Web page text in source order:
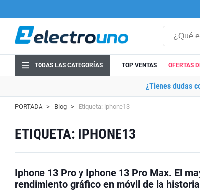
TODAS LAS CATEGORÍAS TOP VENTAS OFERTAS
¿Tienes dudas
PORTADA Blog Etiqueta: iphone13
ETIQUETA: IPHONE13
Iphone 13 Pro y Iphone 13 Pro Max. El
rendimiento gráfico en móvil de la